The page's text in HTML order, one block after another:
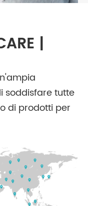
|
soddisfare tutte
di prodotti per